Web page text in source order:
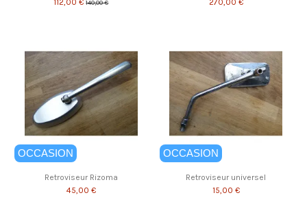
112,00 €140,00 € 270,00 €
OCCASION
Retroviseur Rizoma
45,00 €
OCCASION
Retroviseur universel
15,00 €